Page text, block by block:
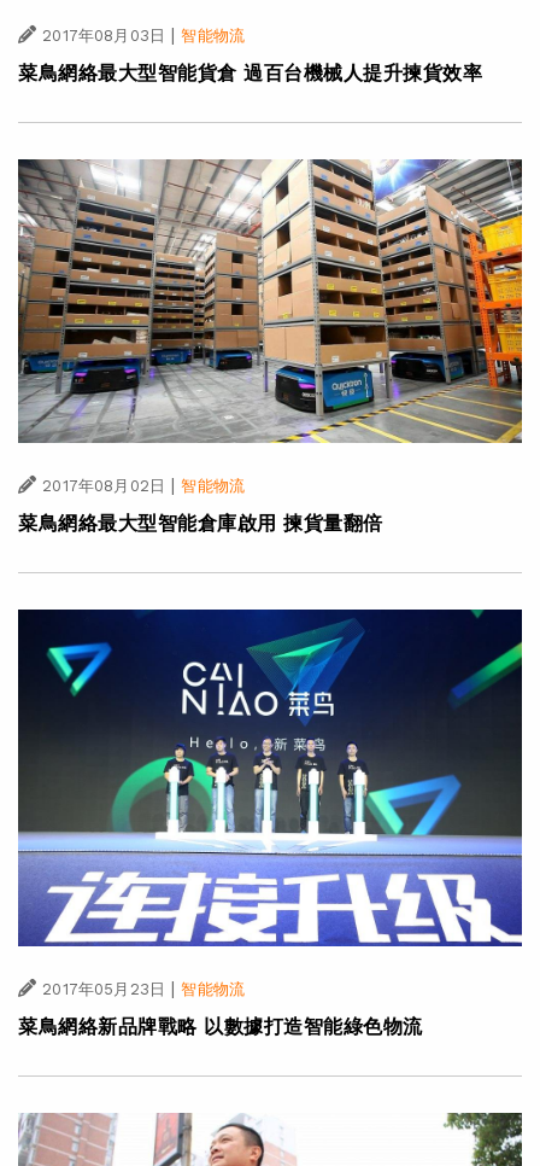
2017年08月03日 | 智能物流
菜鳥網絡最大型智能貨倉 過百台機械人提升揀貨效率
2017年08月02日 | 智能物流
菜鳥網絡最大型智能倉庫啟用 揀貨量翻倍
2017年05月23日 | 智能物流
菜鳥網絡新品牌戰略 以數據打造智能綠色物流